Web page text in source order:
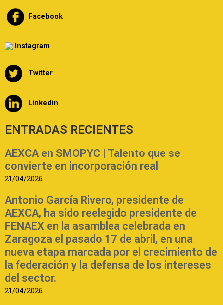
Facebook
Instagram
Twitter
Linkedin
ENTRADAS RECIENTES
AEXCA en SMOPYC | Talento que se
convierte en incorporación real
21/04/2026
Antonio García Rivero, presidente de
AEXCA, ha sido reelegido presidente de
FENAEX en la asamblea celebrada en
Zaragoza el pasado 17 de abril, en una
nueva etapa marcada por el crecimiento de
la federación y la defensa de los intereses
del sector.
21/04/2026